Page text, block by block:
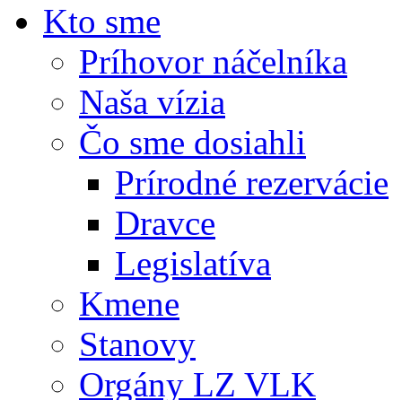
Kto sme
Príhovor náčelníka
Naša vízia
Čo sme dosiahli
Prírodné rezervácie
Dravce
Legislatíva
Kmene
Stanovy
Orgány LZ VLK